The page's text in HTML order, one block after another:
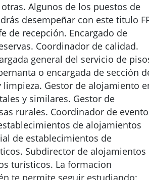
Algunos de los puestos de
desempeñar con este titulo
de recepción. Encargado de
Coordinador de calidad.
general del servicio de
o encargada de sección
limpieza. Gestor de alojamiento
y similares. Gestor de
rurales. Coordinador de
de alojamientos
de establecimientos de
Subdirector de alojamientos
turísticos. La formacion
te permite seguir estudiando: